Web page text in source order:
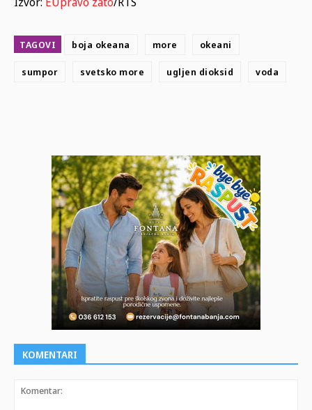
TAGOVI boja okeana more okeani
sumpor svetsko more ugljen dioksid voda
KOMENTARI